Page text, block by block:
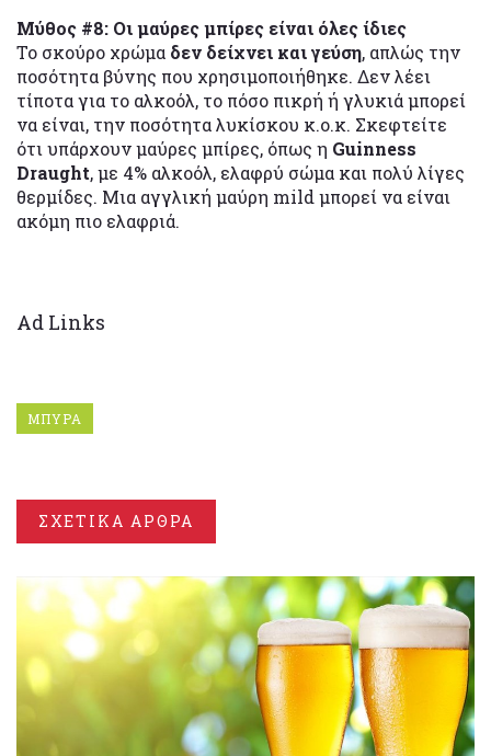
Μύθος #8: Οι μαύρες μπίρες είναι όλες ίδιες
Το σκούρο χρώμα δεν δείχνει και γεύση, απλώς την
ποσότητα βύνης που χρησιμοποιήθηκε. Δεν λέει
τίποτα για το αλκοόλ, το πόσο πικρή ή γλυκιά μπορεί
να είναι, την ποσότητα λυκίσκου κ.ο.κ. Σκεφτείτε
ότι υπάρχουν μαύρες μπίρες, όπως η Guinness
Draught, με 4% αλκοόλ, ελαφρύ σώμα και πολύ λίγες
θερμίδες. Μια αγγλική μαύρη mild μπορεί να είναι
ακόμη πιο ελαφριά.
Ad Links
ΜΠΥΡΑ
ΣΧΕΤΙΚΑ ΑΡΘΡΑ